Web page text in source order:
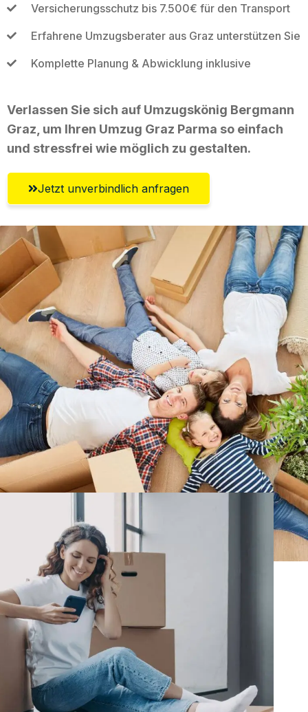
Versicherungsschutz bis 7.500€ für den Transport
Erfahrene Umzugsberater aus Graz unterstützen Sie
Komplette Planung & Abwicklung inklusive
Verlassen Sie sich auf Umzugskönig Bergmann
Graz, um Ihren Umzug Graz Parma so einfach
und stressfrei wie möglich zu gestalten.
Jetzt unverbindlich anfragen